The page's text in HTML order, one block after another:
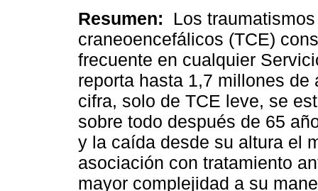
Resumen:
Los traumatismos
craneoencefálicos (TCE)
frecuente en cualquier
reporta hasta 1,7 millones
cifra, solo de TCE leve, se
sobre todo después de 65
y la caída desde su altura el
asociación con tratamiento
mayor complejidad a su